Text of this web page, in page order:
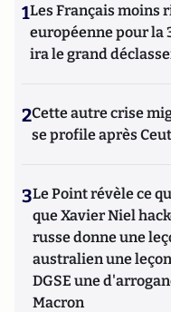
1Les Français moins
européenne pour la
ira le grand
2Cette autre crise
se profile après
3Le Point révèle ce
que Xavier Niel
russe donne une
australien une
DGSE une
Macron